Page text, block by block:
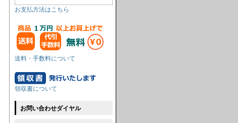
お支払方法はこちら
送料・手数料について
領収書について
お問い合わせダイヤル